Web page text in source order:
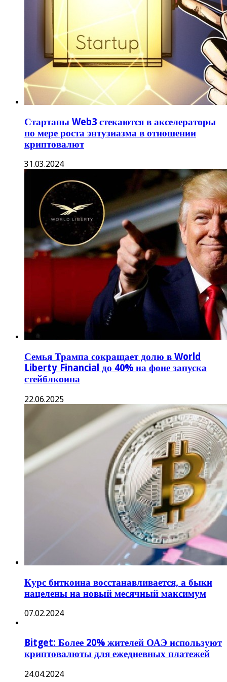
Стартапы Web3 стекаются в акселераторы
по мере роста энтузиазма в отношении
криптовалют
31.03.2024
Семья Трампа сокращает долю в World
Liberty Financial до 40% на фоне запуска
стейблкоина
22.06.2025
Курс биткоина восстанавливается, а быки
нацелены на новый месячный максимум
07.02.2024
Bitget: Более 20% жителей ОАЭ используют
криптовалюты для ежедневных платежей
24.04.2024